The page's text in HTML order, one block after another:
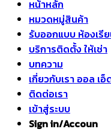
หน้าหลัก
หมวดหมู่สินค้า
รับออกแบบ ห้องเรี
บริการติดตั้ง ให้เช่า
บทความ
เกี่ยวกับเรา ออล เ
ติดต่อเรา
เข้าสู่ระบบ
Sign in/Accoun